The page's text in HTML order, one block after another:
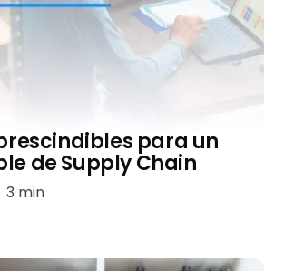
para un
de Supply Chain
3 min